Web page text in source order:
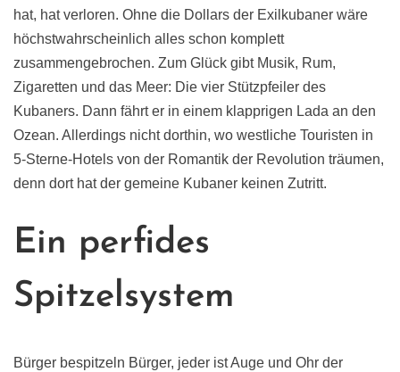
hat, hat verloren. Ohne die Dollars der Exilkubaner wäre
höchstwahrscheinlich alles schon komplett
zusammengebrochen. Zum Glück gibt Musik, Rum,
Zigaretten und das Meer: Die vier Stützpfeiler des
Kubaners. Dann fährt er in einem klapprigen Lada an den
Ozean. Allerdings nicht dorthin, wo westliche Touristen in
5-Sterne-Hotels von der Romantik der Revolution träumen,
denn dort hat der gemeine Kubaner keinen Zutritt.
Ein perfides
Spitzelsystem
Bürger bespitzeln Bürger, jeder ist Auge und Ohr der